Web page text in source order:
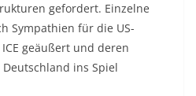
gefordert. Einzelne
Sympathien für die US-
geäußert und deren
ins Spiel